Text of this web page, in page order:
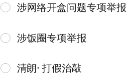
涉网络开盒问题专项举报
涉饭圈专项举报
清朗· 打假治敲